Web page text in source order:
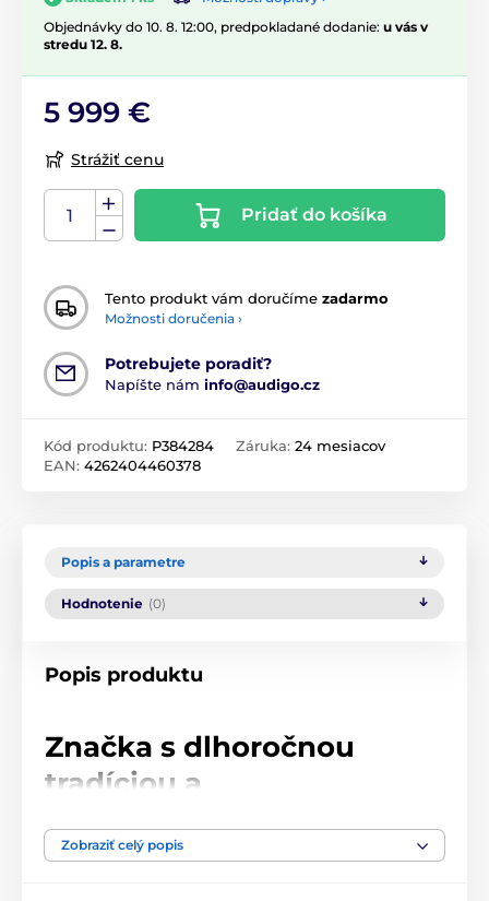
Objednávky do 10. 8. 12:00, predpokladané dodanie: u vás v
stredu 12. 8.
5 999 €
Strážiť cenu
Pridať do košíka
Tento produkt vám doručíme zadarmo
Možnosti doručenia ›
Potrebujete poradiť?
Napíšte nám info@audigo.cz
Kód produktu: P384284
EAN: 4262404460378
Záruka: 24 mesiacov
Popis a parametre
Hodnotenie (0)
Popis produktu
Značka s dlhoročnou
tradíciou a
Niimbusje nová high-endová značka, ktorá vznikla na
Zobraziť celý popis